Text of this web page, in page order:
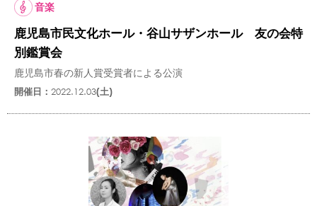
音楽
鹿児島市民文化ホール・谷山サザンホール 友の会特
別鑑賞会
鹿児島市春の新人賞受賞者による公演
開催日： 2022.12.03(土)